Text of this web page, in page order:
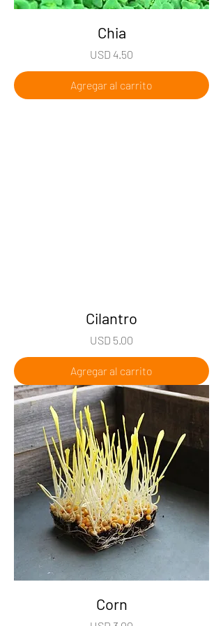
Chia
Precio
USD 4.50
Agregar al carrito
Cilantro
Precio
USD 5.00
Agregar al carrito
Corn